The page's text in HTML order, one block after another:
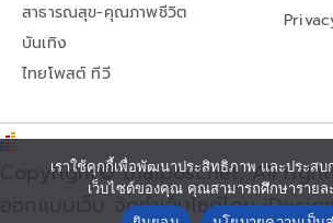
สาธารณสุข-คุณภาพชีวิต
บันเทิง
ไทยโพสต์ ทีวี
Copyright© thaipost.net, All
ออกแบบเว็บ จัดทำเว็บไซต์โดย
เราใช้คุกกี้เพื่อพัฒนาประสิทธิภาพ และประส
เว็บไซต์ของคุณ คุณสามารถศึกษารายล